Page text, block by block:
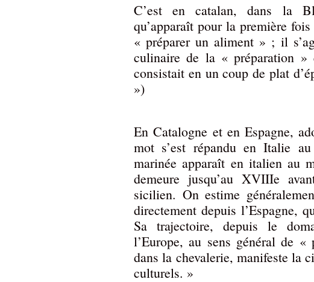
C’est en catalan, dans la
qu’apparaît pour la première
« préparer un aliment » ; il
culinaire de la « préparation »
consistait en un coup de plat
»)
En Catalogne et en Espagne,
mot s’est répandu en Italie
marinée apparaît en italien au
demeure jusqu’au XVIIIe
sicilien. On estime
directement depuis l’Espagne,
Sa trajectoire, depuis le
l’Europe, au sens général de
dans la chevalerie, manifeste la
culturels. »